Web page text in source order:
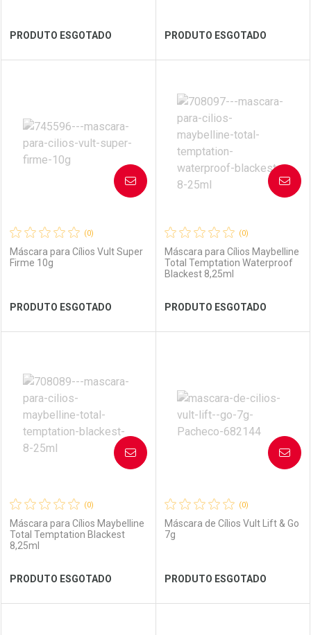
Ver Desconto Convênio Ver Desconto Convênio
PRODUTO ESGOTADO
Laboratório
Ver Desconto Convênio
Por Menos
PRODUTO ESGOTADO
Laboratório
Ver Desconto Convênio
Por Menos
(0)
Máscara para Cílios Vult Super
Firme 10g
PRODUTO ESGOTADO
AVISE-ME
Laboratório
Ver Desconto Convênio
Por Menos
(0)
Máscara para Cílios Maybelline
Total Temptation Waterproof
Blackest 8,25ml
PRODUTO ESGOTADO
AVISE-ME
Laboratório
Ver Desconto Convênio
Por Menos
(0)
Máscara para Cílios Maybelline
Total Temptation Blackest
8,25ml
PRODUTO ESGOTADO
AVISE-ME
(0)
Máscara de Cílios Vult Lift & Go
7g
PRODUTO ESGOTADO
AVISE-ME